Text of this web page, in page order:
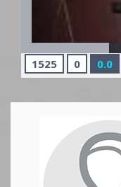
1525 0 0.0